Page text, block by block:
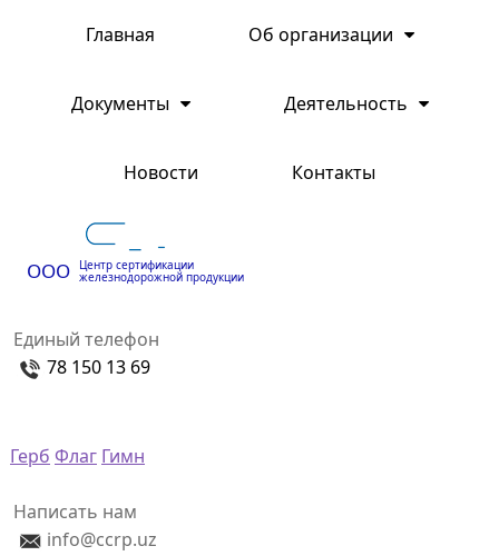
Главная Об организации
Документы Деятельность
Новости Контакты
ООО Центр сертификации
железнодорожной продукции
Единый телефон
78 150 13 69
Герб Флаг Гимн
Написать нам
info@ccrp.uz